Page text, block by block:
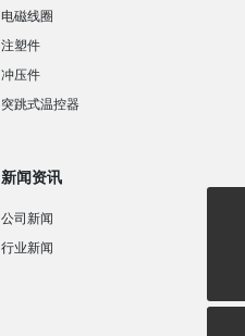
电磁线圈
注塑件
冲压件
突跳式温控器
新闻资讯
公司新闻
行业新闻
wkj@chinacoil.net